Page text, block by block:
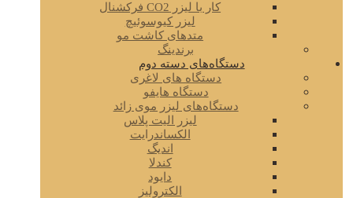
کار با لیزر CO2 فرکشنال
لیزر کیوسوئیچ
متدهای کاشت مو
برندینگ
دستگاه‌های دسته دوم
دستگاه های لاغری
دستگاه هایفو
دستگاه‌های لیزر موی زائد
لیزر الیت پلاس
الکساندرایت
اندیگ
کندلا
دایود
الکترولیز